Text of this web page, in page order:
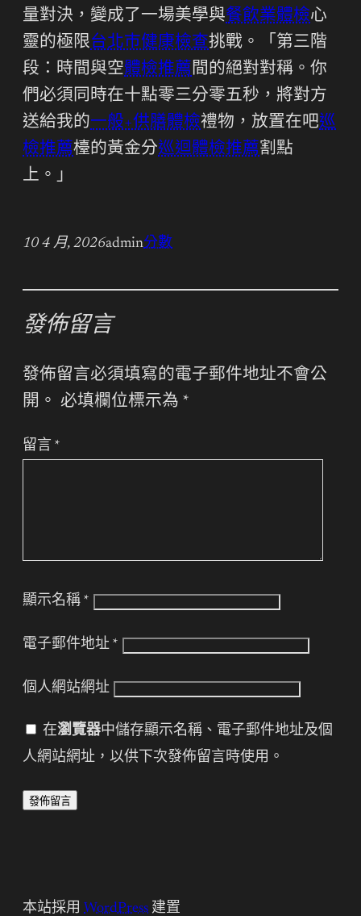
量對決，變成了一場美學與餐飲業體檢心
靈的極限台北巿健康檢查挑戰。「第三階
段：時間與空體檢推薦間的絕對對稱。你
們必須同時在十點零三分零五秒，將對方
送給我的一般+供膳體檢禮物，放置在吧巡
檢推薦檯的黃金分巡迴體檢推薦割點
上。」
10 4 月, 2026admin分數
發佈留言
發佈留言必須填寫的電子郵件地址不會公
開。 必填欄位標示為 *
留言 *
顯示名稱 *
電子郵件地址 *
個人網站網址
在瀏覽器中儲存顯示名稱、電子郵件地址及個
人網站網址，以供下次發佈留言時使用。
本站採用 WordPress 建置